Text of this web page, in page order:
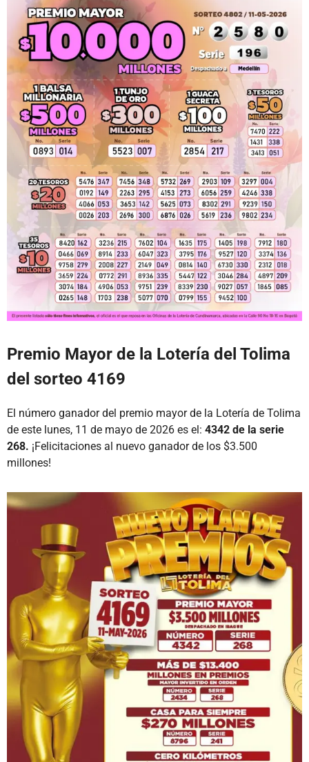
Premio Mayor de la Lotería del Tolima
del sorteo 4169
El número ganador del premio mayor de la Lotería de Tolima
de este lunes, 11 de mayo de 2026 es el: 4342 de la serie
268. ¡Felicitaciones al nuevo ganador de los $3.500
millones!